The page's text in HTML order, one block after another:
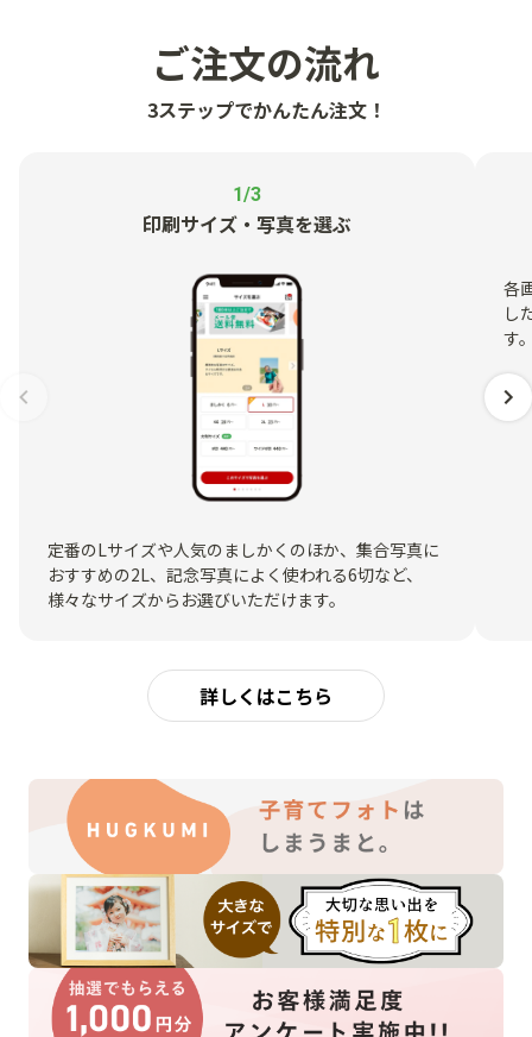
ご注文の流れ
3ステップでかんたん注文！
1/3
印刷サイズ・写真を選ぶ
定番のLサイズや人気のましかくのほか、集合写真に
おすすめの2L、記念写真によく使われる6切など、
様々なサイズからお選びいただけます。
各
し
す
詳しくはこちら